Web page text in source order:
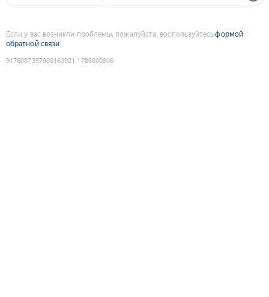
Если у вас возникли проблемы, пожалуйста, воспользуйтесьформой
обратной связи
9176007357900163921 :1786000606